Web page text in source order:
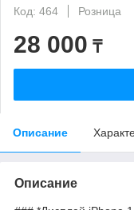
Код: 464
Розница
28 000 ₸
Описание
Описание